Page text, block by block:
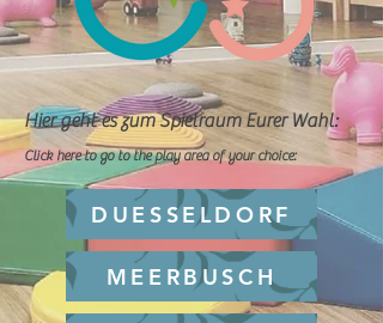
Hier geht es zum Spielraum Eurer Wahl:
Click here to go to the play area of ​​your choice:
DUESSELDORF
MEERBUSCH